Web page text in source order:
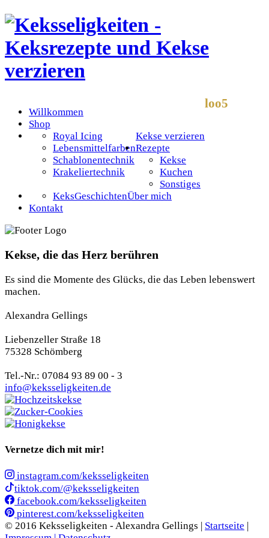
Willkommen
Shop
Kekse verzieren
Royal Icing
Lebensmittelfarben
Schablonentechnik
Krakeliertechnik
Rezepte
Kekse
Kuchen
Sonstiges
Über mich
KeksGeschichten
Kontakt
loo5
Kekse, die das Herz berühren
Es sind die Momente des Glücks, die das Leben lebenswert
machen.
Alexandra Gellings
Liebenzeller Straße 18
75328 Schömberg
Tel.-Nr.: 07084 93 89 00 - 3
info@keksseligkeiten.de
Vernetze dich mit mir!
instagram.com/keksseligkeiten
tiktok.com/@keksseligkeiten
facebook.com/keksseligkeiten
pinterest.com/keksseligkeiten
© 2016 Keksseligkeiten - Alexandra Gellings | Startseite |